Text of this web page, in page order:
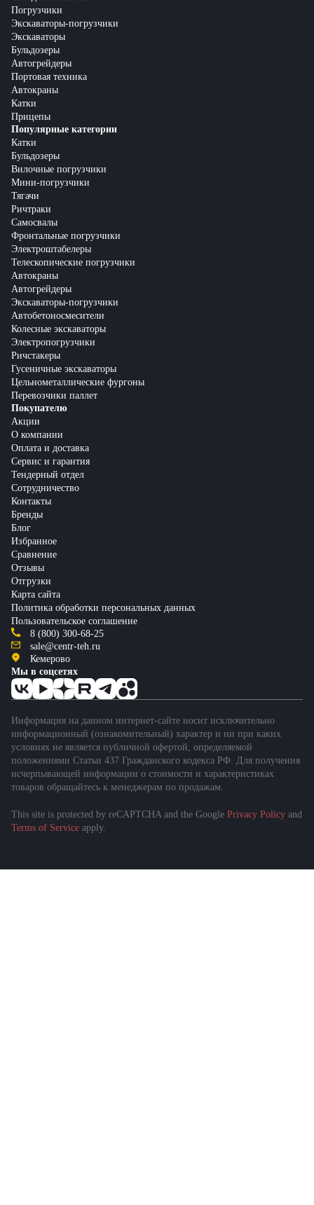
Погрузчики
Экскаваторы-погрузчики
Экскаваторы
Бульдозеры
Автогрейдеры
Портовая техника
Автокраны
Катки
Прицепы
Популярные категории
Катки
Бульдозеры
Вилочные погрузчики
Мини-погрузчики
Тягачи
Ричтраки
Самосвалы
Фронтальные погрузчики
Электроштабелеры
Телескопические погрузчики
Автокраны
Автогрейдеры
Экскаваторы-погрузчики
Автобетоносмесители
Колесные экскаваторы
Электропогрузчики
Ричстакеры
Гусеничные экскаваторы
Цельнометаллические фургоны
Перевозчики паллет
Покупателю
Акции
О компании
Оплата и доставка
Сервис и гарантия
Тендерный отдел
Сотрудничество
Контакты
Бренды
Блог
Избранное
Сравнение
Отзывы
Отгрузки
Карта сайта
Политика обработки персональных данных
Пользовательское соглашение
8 (800) 300-68-25
sale@centr-teh.ru
Кемерово
Мы в соцсетях
Информация на данном интернет-сайте носит исключительно
информационный (ознакомительный) характер и ни при каких
условиях не является публичной офертой, определяемой
положениями Статьи 437 Гражданского кодекса РФ. Для получения
исчерпывающей информации о стоимости и характеристиках
товаров обращайтесь к менеджерам по продажам.
This site is protected by reCAPTCHA and the Google Privacy Policy and
Terms of Service apply.